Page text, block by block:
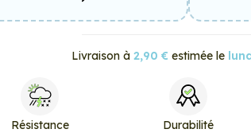
Livraison à 2,90 € estimée le
Résistance
Durabilité